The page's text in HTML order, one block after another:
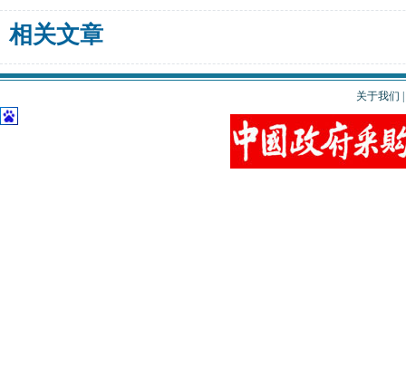
相关文章
关于我们